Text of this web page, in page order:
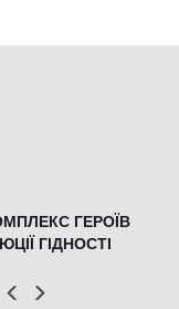
ГЕРОЇВ
ГІДНОСТІ
Попер